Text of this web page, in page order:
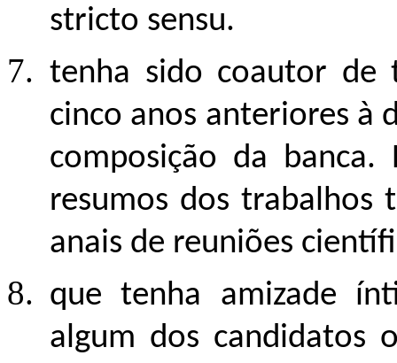
stricto sensu.
tenha sido coautor de
cinco anos anteriores à
composição da banca.
resumos dos trabalhos
anais de reuniões
que tenha amizade
algum dos candidatos